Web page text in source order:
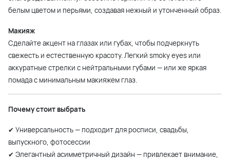
белым цветом и перьями, создавая нежный и утонченный образ.
Макияж
Сделайте акцент на глазах или губах, чтобы подчеркнуть
свежесть и естественную красоту. Легкий smoky eyes или
аккуратные стрелки с нейтральными губами — или же яркая
помада с минимальным макияжем глаз.
Почему стоит выбрать
✔ Универсальность — подходит для росписи, свадьбы,
выпускного, фотосессии
✔ Элегантный асимметричный дизайн — привлекает внимание,